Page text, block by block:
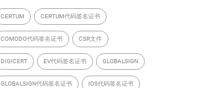
CERTUM CERTUM代码签名证书
COMODO代码签名证书 CSR文件
DIGICERT EV代码签名证书 GLOBALSIGN
GLOBALSIGN代码签名证书 IOS代码签名证书